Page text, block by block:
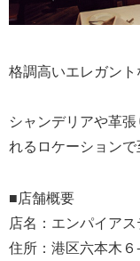
格調高いエレガント
シャンデリアや革
れるロケーションで
■店舗概要
店名：エンパイア
住所：港区六本木